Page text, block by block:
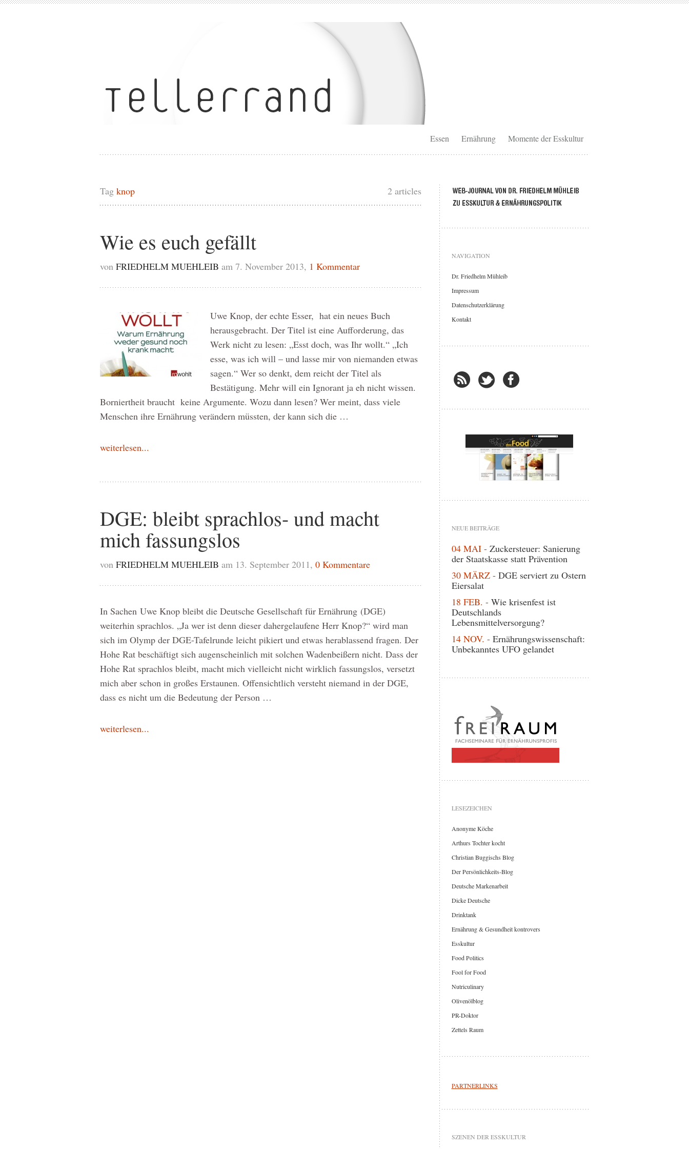
Essen Ernährung Momente der Esskultur
2 articles
Tag knop
Wie es euch gefällt
von FRIEDHELM MUEHLEIB am 7. November 2013, 1 Kommentar
Uwe Knop, der echte Esser, hat ein neues Buch
herausgebracht. Der Titel ist eine Aufforderung, das
Werk nicht zu lesen: „Esst doch, was Ihr wollt.“ „Ich
esse, was ich will – und lasse mir von niemanden etwas
sagen.“ Wer so denkt, dem reicht der Titel als
Bestätigung. Mehr will ein Ignorant ja eh nicht wissen.
Borniertheit braucht keine Argumente. Wozu dann lesen? Wer meint, dass viele
Menschen ihre Ernährung verändern müssten, der kann sich die …
weiterlesen...
DGE: bleibt sprachlos- und macht
mich fassungslos
von FRIEDHELM MUEHLEIB am 13. September 2011, 0 Kommentare
In Sachen Uwe Knop bleibt die Deutsche Gesellschaft für Ernährung (DGE)
weiterhin sprachlos. „Ja wer ist denn dieser dahergelaufene Herr Knop?“ wird man
sich im Olymp der DGE-Tafelrunde leicht pikiert und etwas herablassend fragen. Der
Hohe Rat beschäftigt sich augenscheinlich mit solchen Wadenbeißern nicht. Dass der
Hohe Rat sprachlos bleibt, macht mich vielleicht nicht wirklich fassungslos, versetzt
mich aber schon in großes Erstaunen. Offensichtlich versteht niemand in der DGE,
dass es nicht um die Bedeutung der Person …
weiterlesen...
NAVIGATION
Dr. Friedhelm Mühleib
Impressum
Datenschutzerklärung
Kontakt
NEUE BEITRÄGE
04 MAI - Zuckersteuer: Sanierung
der Staatskasse statt Prävention
30 MÄRZ - DGE serviert zu Ostern
Eiersalat
18 FEB. - Wie krisenfest ist
Deutschlands
Lebensmittelversorgung?
14 NOV. - Ernährungswissenschaft:
Unbekanntes UFO gelandet
LESEZEICHEN
Anonyme Köche
Arthurs Tochter kocht
Christian Buggischs Blog
Der Persönlichkeits-Blog
Deutsche Markenarbeit
Dicke Deutsche
Drinktank
Ernährung & Gesundheit kontrovers
Esskultur
Food Politics
Fool for Food
Nutriculinary
Olivenölblog
PR-Doktor
Zettels Raum
PARTNERLINKS
SZENEN DER ESSKULTUR